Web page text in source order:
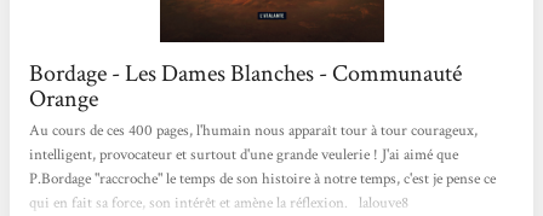
Bordage - Les Dames Blanches - Communauté
Orange
Au cours de ces 400 pages, l'humain nous apparaît tour à tour courageux,
intelligent, provocateur et surtout d'une grande veulerie ! J'ai aimé que
P.Bordage "raccroche" le temps de son histoire à notre temps, c'est je pense ce
qui en fait sa force, son intérêt et amène la réflexion. lalouve8